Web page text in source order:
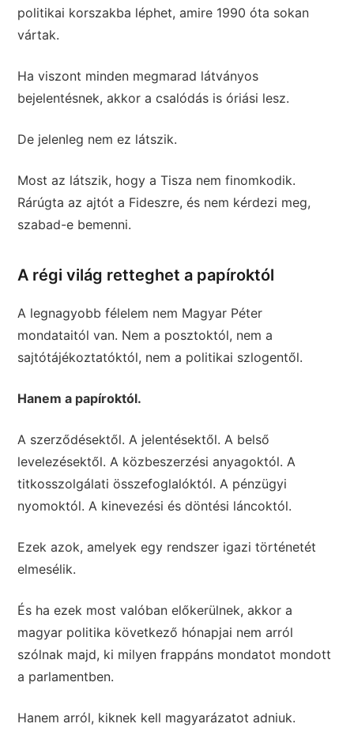
politikai korszakba léphet, amire 1990 óta sokan
vártak.
Ha viszont minden megmarad látványos
bejelentésnek, akkor a csalódás is óriási lesz.
De jelenleg nem ez látszik.
Most az látszik, hogy a Tisza nem finomkodik.
Rárúgta az ajtót a Fideszre, és nem kérdezi meg,
szabad-e bemenni.
A régi világ retteghet a papíroktól
A legnagyobb félelem nem Magyar Péter
mondataitól van. Nem a posztoktól, nem a
sajtótájékoztatóktól, nem a politikai szlogentől.
Hanem a papíroktól.
A szerződésektől. A jelentésektől. A belső
levelezésektől. A közbeszerzési anyagoktól. A
titkosszolgálati összefoglalóktól. A pénzügyi
nyomoktól. A kinevezési és döntési láncoktól.
Ezek azok, amelyek egy rendszer igazi történetét
elmesélik.
És ha ezek most valóban előkerülnek, akkor a
magyar politika következő hónapjai nem arról
szólnak majd, ki milyen frappáns mondatot mondott
a parlamentben.
Hanem arról, kiknek kell magyarázatot adniuk.